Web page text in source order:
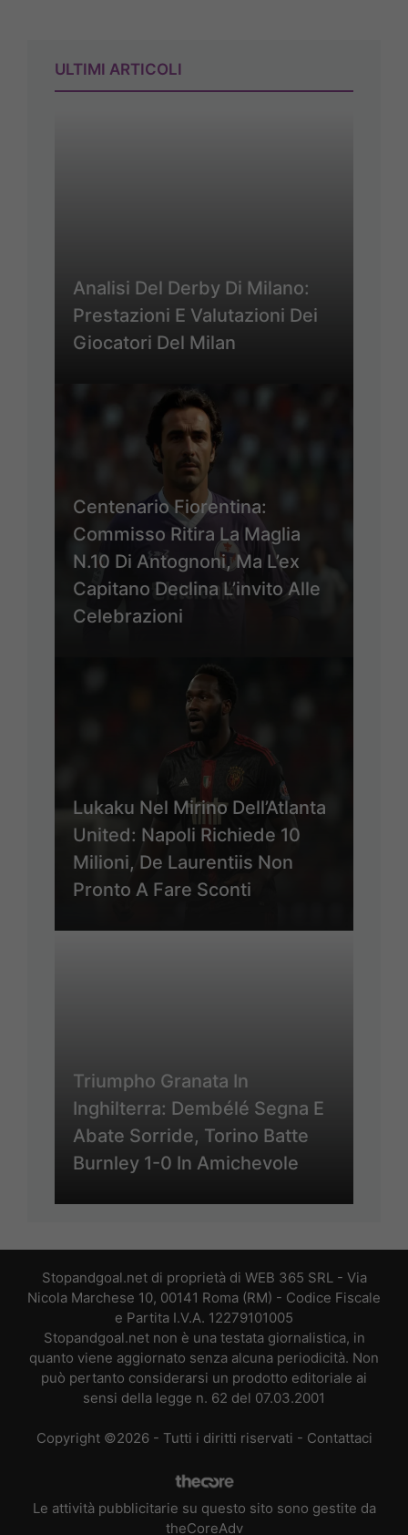
ULTIMI ARTICOLI
Analisi Del Derby Di Milano:
Prestazioni E Valutazioni Dei
Giocatori Del Milan
Centenario Fiorentina:
Commisso Ritira La Maglia
N.10 Di Antognoni, Ma L’ex
Capitano Declina L’invito Alle
Celebrazioni
Lukaku Nel Mirino Dell’Atlanta
United: Napoli Richiede 10
Milioni, De Laurentiis Non
Pronto A Fare Sconti
Triumpho Granata In
Inghilterra: Dembélé Segna E
Abate Sorride, Torino Batte
Burnley 1-0 In Amichevole
Stopandgoal.net di proprietà di WEB 365 SRL - Via
Nicola Marchese 10, 00141 Roma (RM) - Codice Fiscale
e Partita I.V.A. 12279101005
Stopandgoal.net non è una testata giornalistica, in
quanto viene aggiornato senza alcuna periodicità. Non
può pertanto considerarsi un prodotto editoriale ai
sensi della legge n. 62 del 07.03.2001
Copyright ©2026 - Tutti i diritti riservati - Contattaci
Le attività pubblicitarie su questo sito sono gestite da
theCoreAdv